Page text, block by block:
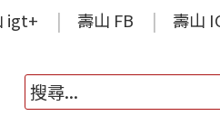
igt+ 壽山 FB 壽山